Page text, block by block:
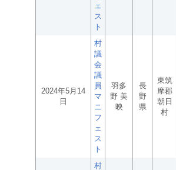
ェ
ス
ト
2024年5月14
日
村
議
会
議
員
マ
ニ
フ
ェ
ス
ト
羽多
野 美
映
長
野
県
東筑
摩郡
朝日
村
村